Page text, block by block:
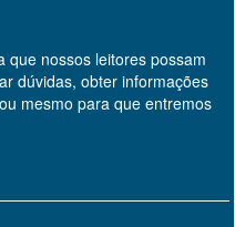
que nossos leitores possam
dúvidas, obter informações
mesmo para que entremos